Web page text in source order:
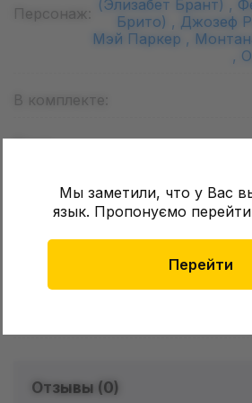
Мы заметили, что у Вас
язык. Пропонуємо перейти
Перейти
Персонаж: (Элизабет Брант) ,
Брито) , Джозеф
Мэй Паркер ,
,
В комплекте:
Язык:
Возраст:
Отзывы (0)